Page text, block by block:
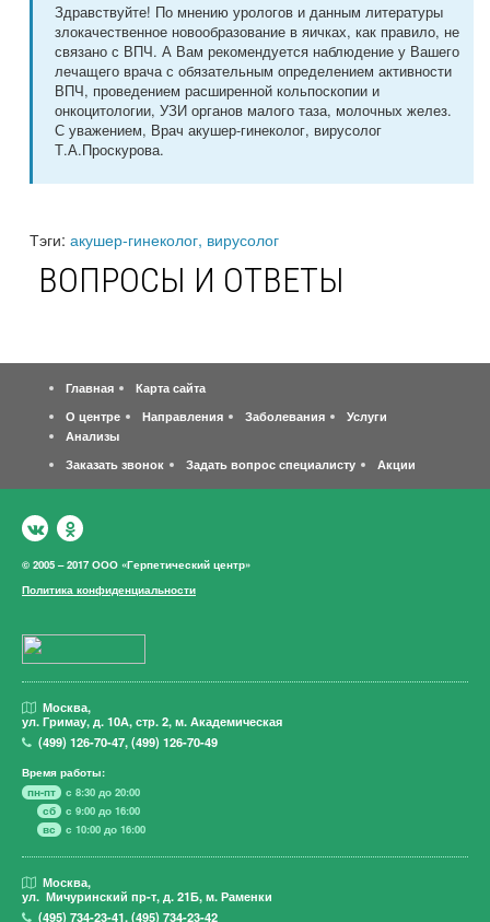
Здравствуйте! По мнению урологов и данным литературы
злокачественное новообразование в яичках, как правило, не
связано с ВПЧ. А Вам рекомендуется наблюдение у Вашего
лечащего врача с обязательным определением активности
ВПЧ, проведением расширенной кольпоскопии и
онкоцитологии, УЗИ органов малого таза, молочных желез.
С уважением, Врач акушер-гинеколог, вирусолог
Т.А.Проскурова.
Тэги: акушер-гинеколог, вирусолог
ВОПРОСЫ И ОТВЕТЫ
Главная
Карта сайта
О центре
Направления Заболевания
Услуги
Анализы
Заказать звонок
Задать вопрос специалисту Акции
© 2005 – 2017 ООО «Герпетический центр»
Политика конфиденциальности
Москва,
ул. Гримау, д. 10А, стр. 2, м. Академическая
(499)126-70-47,(499)126-70-49
Время работы:
пн-пт
с 8:30 до 20:00
сб
с 9:00 до 16:00
вс
с 10:00 до 16:00
Москва,
ул. Мичуринский пр-т, д. 21Б, м. Раменки
(495)734-23-41,(495)734-23-42